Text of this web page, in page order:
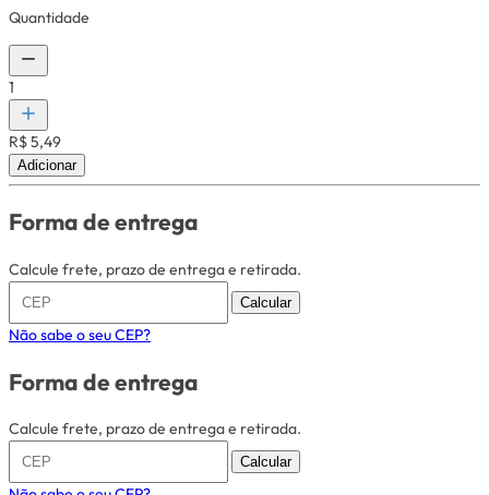
Quantidade
1
R$ 5,49
Adicionar
Forma de entrega
Calcule frete, prazo de entrega e retirada.
Calcular
Não sabe o seu CEP?
Forma de entrega
Calcule frete, prazo de entrega e retirada.
Calcular